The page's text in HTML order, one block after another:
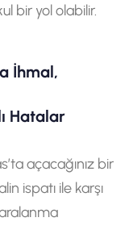
bir yol olabilir.
İhmal,
Hatalar
açacağınız bir
ispatı ile karşı